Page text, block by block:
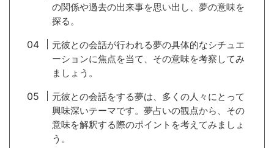
の関係や過去の出来事を思い出し、夢の意味を
探る。
元彼との会話が行われる夢の具体的なシチュエ
ーションに焦点を当て、その意味を考察してみ
ましょう。
元彼との会話をする夢は、多くの人々にとって
興味深いテーマです。夢占いの観点から、その
意味を解釈する際のポイントを考えてみましょ
う。